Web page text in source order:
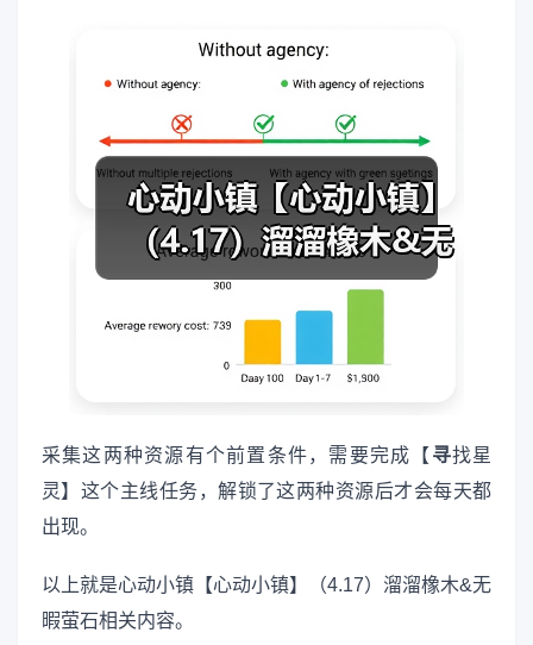
采集这两种资源有个前置条件，需要完成【 寻找星
灵】这个主线任务，解锁了这两种资源后才会每天都
出现。
以上就是心动小镇【心动小镇】（4.17）溜溜橡木&无
暇萤石相关内容。